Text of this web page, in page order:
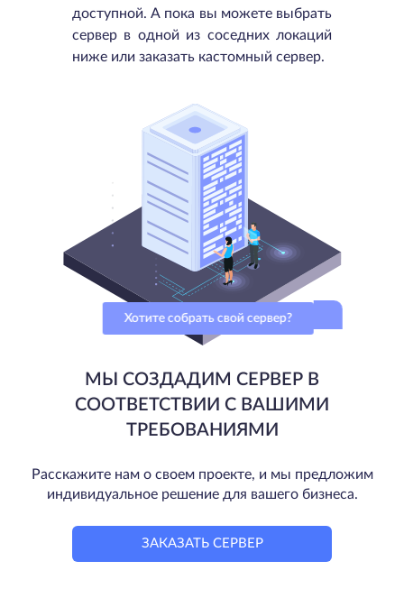
доступной. А пока вы можете выбрать
сервер в одной из соседних локаций
ниже или заказать кастомный сервер.
Хотите собрать свой сервер?
МЫ СОЗДАДИМ СЕРВЕР В
СООТВЕТСТВИИ С ВАШИМИ
ТРЕБОВАНИЯМИ
Расскажите нам о своем проекте, и мы предложим
индивидуальное решение для вашего бизнеса.
ЗАКАЗАТЬ СЕРВЕР